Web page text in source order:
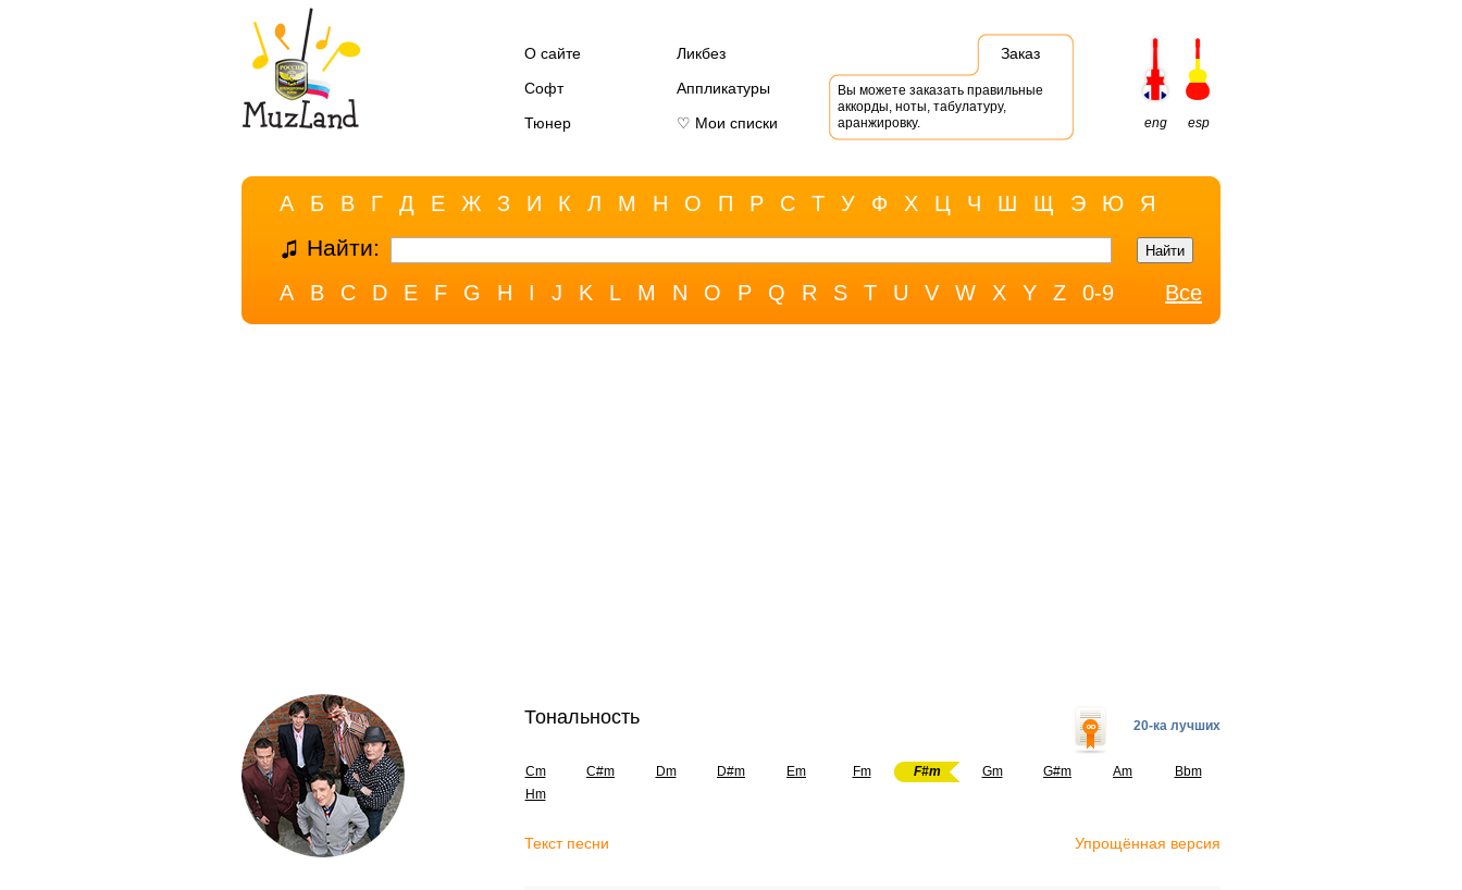
О сайте
Ликбез
Софт
Аппликатуры
Тюнер
♡ Мои списки
Заказ
Вы можете заказать правильные
аккорды, ноты, табулатуру,
аранжировку.
eng esp
А Б В Г Д Е Ж З И К Л М Н О П Р С Т У Ф Х Ц Ч Ш Щ Э Ю Я
Найти:
A B C D E F G H I J K L M N O P Q R S T U V W X Y Z 0-9 Все
Тональность 20-ка лучших
Cm C#m Dm D#m Em Fm F#m Gm G#m Am
Bbm
Hm
Текст песни Упрощённая версия